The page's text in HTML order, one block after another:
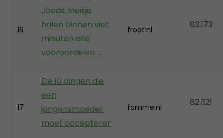
16
Joods meisje
halen binnen vier
minuten alle
vooroordelen …
froot.nl 83.173
17
De 10 dingen die
een
jongensmoeder
moet accepteren
famme.nl 82.321